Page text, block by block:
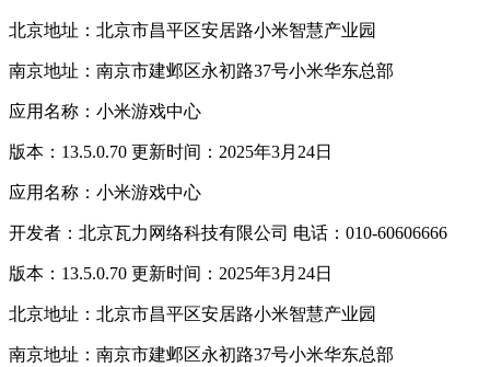
北京地址：北京市昌平区安居路小米智慧产业园
南京地址：南京市建邺区永初路37号小米华东总部
应用名称：小米游戏中心
版本：13.5.0.70 更新时间：2025年3月24日
应用名称：小米游戏中心
开发者：北京瓦力网络科技有限公司 电话：010-60606666
版本：13.5.0.70 更新时间：2025年3月24日
北京地址：北京市昌平区安居路小米智慧产业园
南京地址：南京市建邺区永初路37号小米华东总部